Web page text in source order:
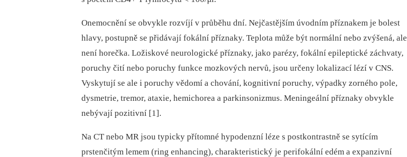
Onemocnění se obvykle rozvíjí v průběhu dní. Nejčastějším úvodním příznakem je bolest
hlavy, postupně se přidávají fokální příznaky. Teplota může být normální nebo zvýšená, ale
není horečka. Ložiskové neurologické příznaky, jako parézy, fokální epileptické záchvaty,
poruchy čití nebo poruchy funkce mozkových nervů, jsou určeny lokalizací lézí v CNS.
Vyskytují se ale i poruchy vědomí a chování, kognitivní poruchy, výpadky zorného pole,
dysmetrie, tremor, ataxie, hemichorea a parkinsonizmus. Meningeální příznaky obvykle
nebývají pozitivní [1].
Na CT nebo MR jsou typicky přítomné hypodenzní léze s postkontrastně se sytícím
prstenčitým lemem (ring enhancing), charakteristický je perifokální edém a expanzivní